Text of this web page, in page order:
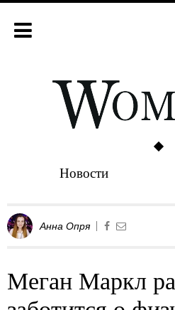
Новости
Анна Опря
Меган Маркл